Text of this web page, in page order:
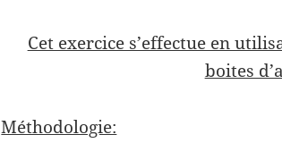
Cet exercice s’effectue en
boites
Méthodologie: